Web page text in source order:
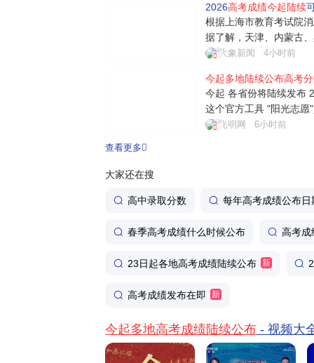
地已陆续公布志愿填报
2026高考成绩今起陆续
根据上海市教育考试院
据了解，天津、内蒙古
4日左右开通查询，吉林
起可查高考成绩 各地查
考试院...
大象新闻 4小时前
今起多地陆续公布高考
今起 各省份将陆续发布
这个官方工具 "阳光志愿
填报信息服务系统，依
光明网 6小时前
查看更多
大家还在搜
高中录取分数 每年高考成绩公布日
春季高考成绩什么时候公布 高考成
23日起各地高考成绩陆续公布 新
高考成绩发布在即 新
今起多地高考成绩陆续公布 - 视频大